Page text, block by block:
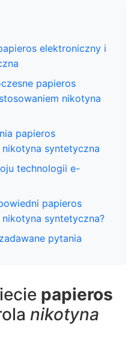
elektroniczny i
papieros
nikotyna
papieros
syntetyczna
technologii e-
papieros
syntetyczna?
pytania
papieros
nikotyna